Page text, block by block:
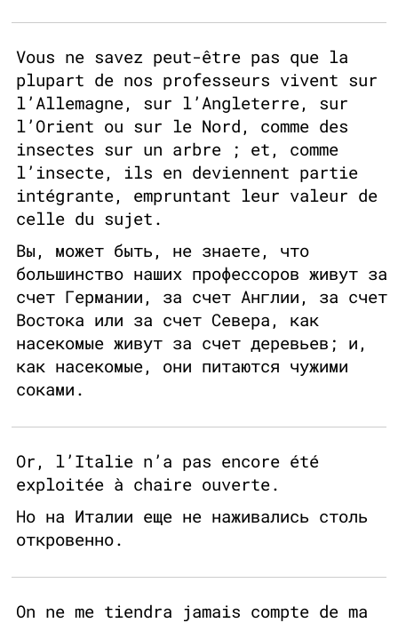
Vous ne savez peut-être pas que la
plupart de nos professeurs vivent sur
l’Allemagne, sur l’Angleterre, sur
l’Orient ou sur le Nord, comme des
insectes sur un arbre ; et, comme
l’insecte, ils en deviennent partie
intégrante, empruntant leur valeur de
celle du sujet.
Вы, может быть, не знаете, что
большинство наших профессоров живут за
счет Германии, за счет Англии, за счет
Востока или за счет Севера, как
насекомые живут за счет деревьев; и,
как насекомые, они питаются чужими
соками.
Or, l’Italie n’a pas encore été
exploitée à chaire ouverte.
Но на Италии еще не наживались столь
откровенно.
On ne me tiendra jamais compte de ma